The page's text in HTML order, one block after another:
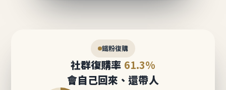
鐵粉復購
社群復購率 61.3%
會自己回來、還帶人